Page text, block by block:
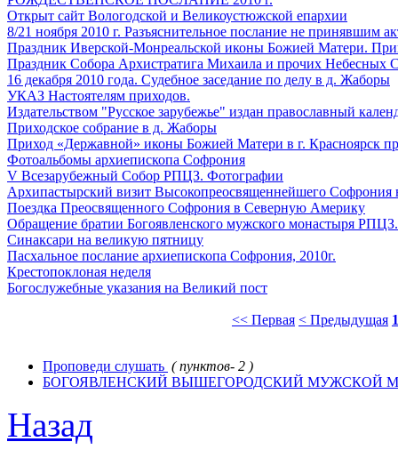
Открыт сайт Вологодской и Великоустюжской епархии
8/21 ноября 2010 г. Разъяснительное послание не принявшим
Праздник Иверской-Монреальской иконы Божией Матери.
Праздник Собора Архистратига Михаила и прочих Небесных
16 декабря 2010 года. Судебное заседание по делу в д. Жаборы
УКАЗ Настоятелям приходов.
Издательством "Русское зарубежье" издан православный
Приходское собрание в д. Жаборы
Приход «Державной» иконы Божией Матери в г. Красноярск
Фотоальбомы архиепископа Софрония
V Всезарубежный Собор РПЦЗ. Фотографии
Архипастырский визит Высокопреосвященнейшего Софрония
Поездка Преосвященного Софрония в Северную Америку
Обращение братии Богоявленского мужского монастыря РПЦЗ.
Синаксари на великую пятницу
Пасхальное послание архиепископа Софрония, 2010г.
Крестопоклоная неделя
Богослужебные указания на Великий пост
<< Первая < Предыдущая 1
Проповеди слушать ( пунктов- 2 )
БOГОЯВЛЕНСКИЙ ВЫШЕГОРОДСКИЙ МУЖСКОЙ
Назад